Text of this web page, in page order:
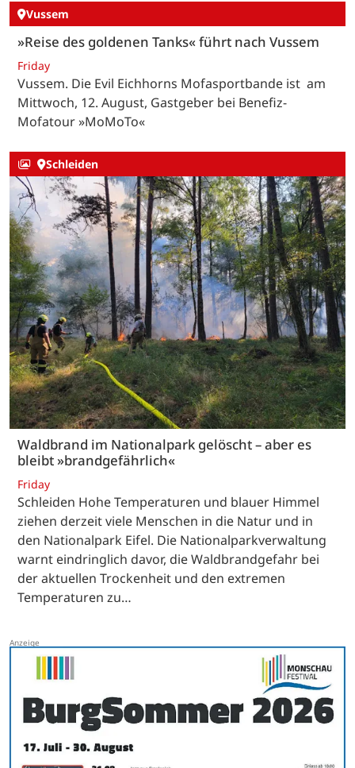
Vussem
»Reise des goldenen Tanks« führt nach Vussem
Friday
Vussem. Die Evil Eichhorns Mofasportbande ist am
Mittwoch, 12. August, Gastgeber bei Benefiz-
Mofatour »MoMoTo«
Schleiden
Waldbrand im Nationalpark gelöscht – aber es
bleibt »brandgefährlich«
Friday
Schleiden Hohe Temperaturen und blauer Himmel
ziehen derzeit viele Menschen in die Natur und in
den Nationalpark Eifel. Die Nationalparkverwaltung
warnt eindringlich davor, die Waldbrandgefahr bei
der aktuellen Trockenheit und den extremen
Temperaturen zu…